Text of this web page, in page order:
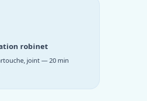
robinet
joint — 20 min